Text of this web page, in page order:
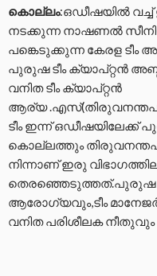
കൊല്ലം:ഒഡീഷയിൽ വച്ച്
നടക്കുന്ന നാഷണൽ
പങ്കെടുക്കുന്ന കേരള ടീം
പുരുഷ ടീം ക്യാപ്റ്റൻ
വനിത ടീം ക്യാപ്റ്റൻ
ആര്യ
ടീം ഇന്ന് ഒഡീഷയിലേക്ക്
കൊല്ലത്തും
നിന്നാണ് ഇരു
തെരഞ്ഞെടുത്തത്.പുരുഷ
ആരോഗ്യവും,ടീം
വനിത പരിശീലക